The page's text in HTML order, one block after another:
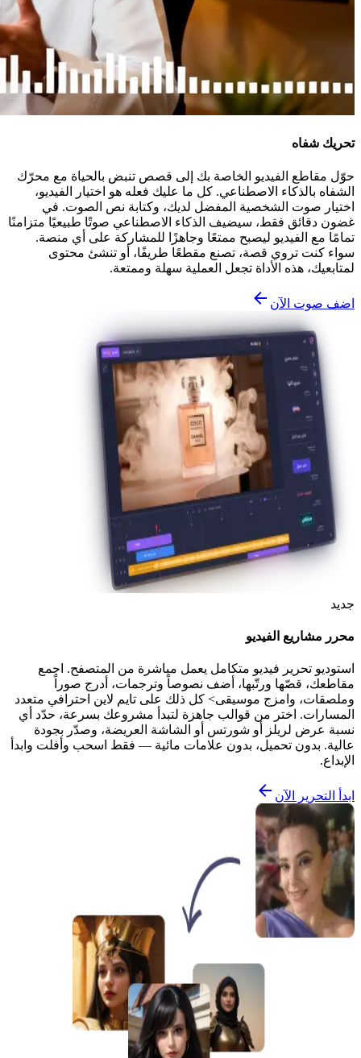
تحريك شفاه
حوّل مقاطع الفيديو الخاصة بك إلى قصص تنبض بالحياة مع محرّك
الشفاه بالذكاء الاصطناعي. كل ما عليك فعله هو اختيار الفيديو،
اختيار صوت الشخصية المفضل لديك، وكتابة نص الصوت. في
غضون دقائق فقط، سيضيف الذكاء الاصطناعي صوتًا طبيعيًا متزامنًا
تمامًا مع الفيديو ليصبح ممتعًا وجاهزًا للمشاركة على أي منصة.
سواء كنت تروي قصة، تصنع مقطعًا طريفًا، أو تنشئ محتوى
لمتابعيك، هذه الأداة تجعل العملية سهلة وممتعة.
اضف صوت الآن
جديد
محرر مشاريع الفيديو
استوديو تحرير فيديو متكامل يعمل مباشرة من المتصفح. اجمع
مقاطعك، قصّها ورتّبها، أضف نصوصاً وترجمات، أدرج صوراً
وملصقات، وامزج موسيقى> كل ذلك على تايم لاين احترافي متعدد
المسارات. اختر من قوالب جاهزة لتبدأ مشروعك بسرعة، حدّد أي
نسبة عرض لريلز أو شورتس أو الشاشة العريضة، وصدّر بجودة
عالية. بدون تحميل، بدون علامات مائية — فقط اسحب وأفلت وابدأ
الإبداع.
ابدأ التحرير الآن